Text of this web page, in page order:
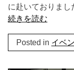
に赴いておりま
続きを読む
Posted in イベ